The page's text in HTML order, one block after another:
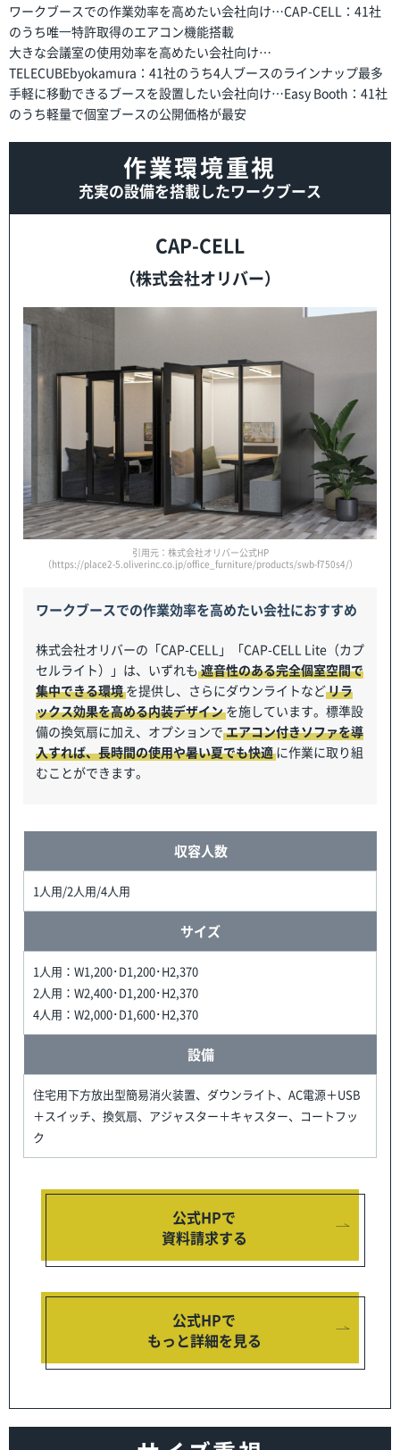
ワークブースでの作業効率を高めたい会社向け…CAP-CELL：41社
のうち唯⼀特許取得のエアコン機能搭載
大きな会議室の使用効率を高めたい会社向け…
TELECUBEbyokamura：41社のうち4⼈ブースのラインナップ最多
手軽に移動できるブースを設置したい会社向け…Easy Booth：41社
のうち軽量で個室ブースの公開価格が最安
作業環境重視
充実の設備を搭載したワークブース
CAP-CELL
（株式会社オリバー）
引用元：株式会社オリバー公式HP
（https://place2-5.oliverinc.co.jp/office_furniture/products/swb-f750s4/）
ワークブースでの作業効率を高めたい会社におすすめ
株式会社オリバーの「CAP-CELL」「CAP-CELL Lite（カプ
セルライト）」は、いずれも 遮音性のある完全個室空間で
集中できる環境を提供し、さらにダウンライトなどリラ
ックス効果を高める内装デザインを施しています。標準設
備の換気扇に加え、オプションでエアコン付きソファを導
入すれば、長時間の使用や暑い夏でも快適に作業に取り組
むことができます。
収容人数
1人用/2人用/4人用
サイズ
1人用：W1,200･D1,200･H2,370
2人用：W2,400･D1,200･H2,370
4人用：W2,000･D1,600･H2,370
設備
住宅用下方放出型簡易消火装置、ダウンライト、AC電源＋USB
＋スイッチ、換気扇、アジャスター＋キャスター、コートフッ
ク
公式HPで
資料請求する
公式HPで
もっと詳細を見る